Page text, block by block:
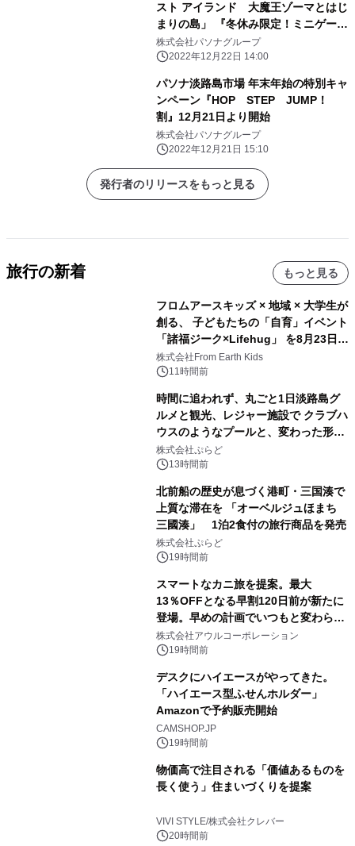
スト アイランド 大魔王ゾーマとはじ
まりの島」 『冬休み限定！ミニゲーム
イベント』12月24日より開催
株式会社パソナグループ
2022年12月22日 14:00
パソナ淡路島市場 年末年始の特別キャ
ンペーン『HOP STEP JUMP！
割』12月21日より開始
株式会社パソナグループ
2022年12月21日 15:10
発行者のリリースをもっと見る
旅行の新着 もっと見る
フロムアースキッズ × 地域 × 大学生が
創る、 子どもたちの「自育」イベント
「諸福ジーク×Lifehug」 を8月23日
(日)開催
株式会社From Earth Kids
11時間前
時間に追われず、丸ごと1日淡路島グ
ルメと観光、レジャー施設で クラブハ
ウスのようなプールと、変わった形の
サウナも 「THE BOXY AWAJI」のお
得な素泊まり連泊プランで
株式会社ぷらど
13時間前
北前船の歴史が息づく港町・三国湊で
上質な滞在を 「オーベルジュほまち
三國湊」 1泊2食付の旅行商品を発売
株式会社ぷらど
19時間前
スマートなカニ旅を提案。最大
13％OFFとなる早割120日前が新たに
登場。早めの計画でいつもと変わらぬ
大人の冬旅を。ー夕日ヶ浦温泉「佳松
苑 別邸ふうか」ー
株式会社アウルコーポレーション
19時間前
デスクにハイエースがやってきた。
「ハイエース型ふせんホルダー」
Amazonで予約販売開始
CAMSHOP.JP
19時間前
物価高で注目される「価値あるものを
長く使う」住まいづくりを提案
VIVI STYLE/株式会社クレバー
20時間前